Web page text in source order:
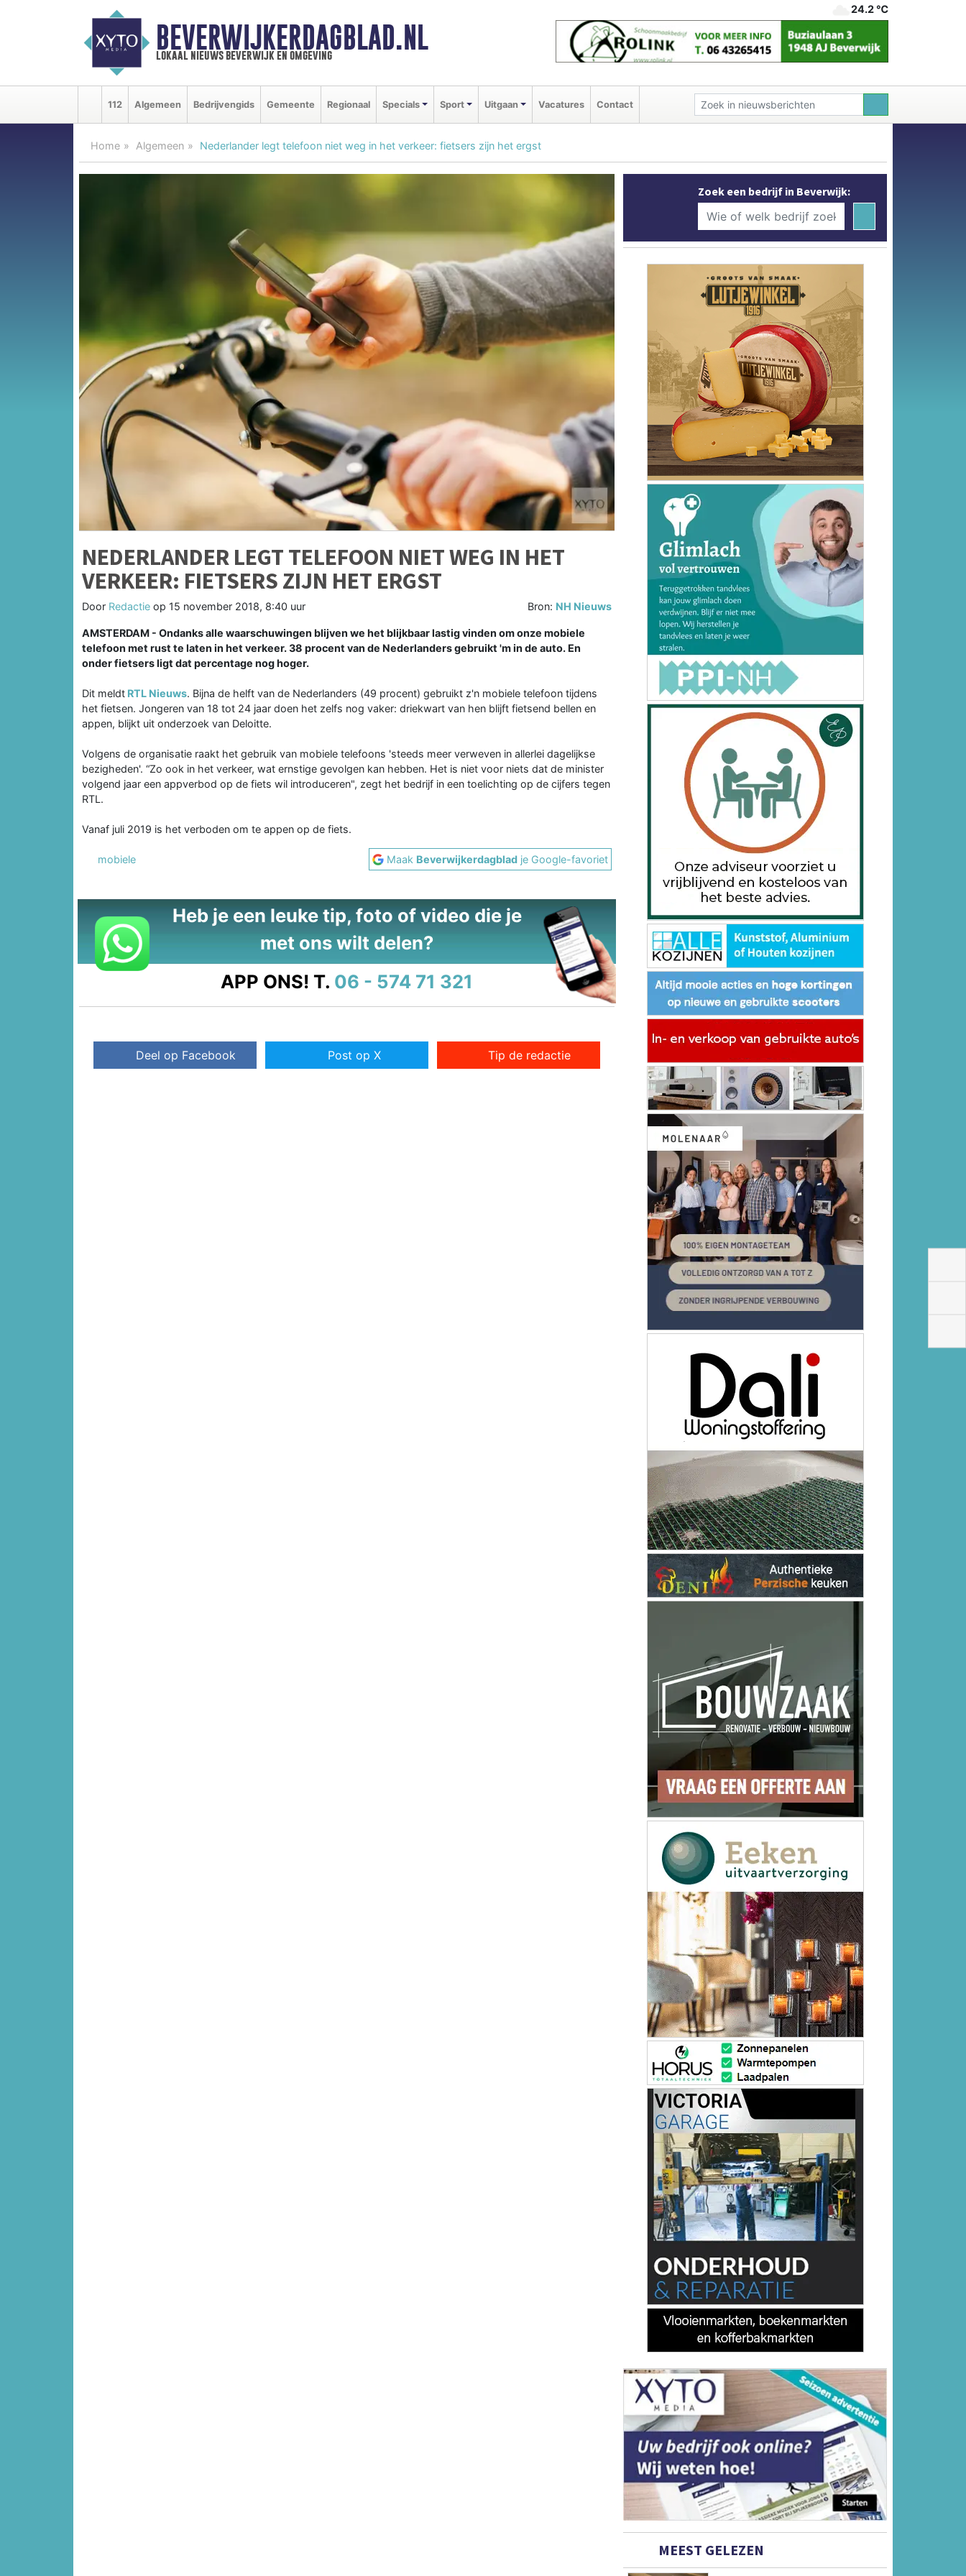
BEVERWIJKERDAGBLAD.NL
lokaal nieuws beverwijk en omgeving
24.2 ℃
112 Algemeen Bedrijvengids Gemeente Regionaal Specials Sport Uitgaan Vacatures Contact
Home Algemeen Nederlander legt telefoon niet weg in het verkeer: fietsers zijn het ergst
NEDERLANDER LEGT TELEFOON NIET WEG IN HET
VERKEER: FIETSERS ZIJN HET ERGST
Door Redactie op 15 november 2018, 8:40 uur Bron: NH Nieuws
AMSTERDAM - Ondanks alle waarschuwingen blijven we het blijkbaar lastig vinden om onze mobiele
telefoon met rust te laten in het verkeer. 38 procent van de Nederlanders gebruikt 'm in de auto. En
onder fietsers ligt dat percentage nog hoger.
Dit meldt RTL Nieuws. Bijna de helft van de Nederlanders (49 procent) gebruikt z'n mobiele telefoon tijdens
het fietsen. Jongeren van 18 tot 24 jaar doen het zelfs nog vaker: driekwart van hen blijft fietsend bellen en
appen, blijkt uit onderzoek van Deloitte.
Volgens de organisatie raakt het gebruik van mobiele telefoons 'steeds meer verweven in allerlei dagelijkse
bezigheden'. “Zo ook in het verkeer, wat ernstige gevolgen kan hebben. Het is niet voor niets dat de minister
volgend jaar een appverbod op de fiets wil introduceren", zegt het bedrijf in een toelichting op de cijfers tegen
RTL.
Vanaf juli 2019 is het verboden om te appen op de fiets.
mobiele Maak Beverwijkerdagblad je Google-favoriet
Heb je een leuke tip, foto of video die je
met ons wilt delen?
APP ONS! T. 06 - 574 71 321
Deel op Facebook Post op X Tip de redactie
Zoek een bedrijf in Beverwijk:
MEEST GELEZEN